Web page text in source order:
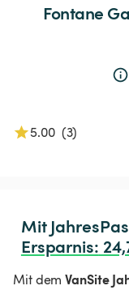
Fontane
5.00 (3)
Ersparnis:
Mit demVanSite